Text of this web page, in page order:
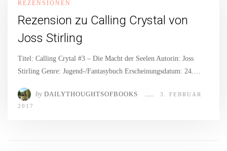
REZENSIONEN
Rezension zu Calling Crystal von
Joss Stirling
Titel: Calling Crytal #3 – Die Macht der Seelen Autorin: Joss
Stirling Genre: Jugend-/Fantasybuch Erscheinungsdatum: 24.…
by DAILYTHOUGHTSOFBOOKS
3. FEBRUAR
2017